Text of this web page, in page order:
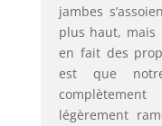
jambes
plus haut, mais
en fait des
est que
légèrement